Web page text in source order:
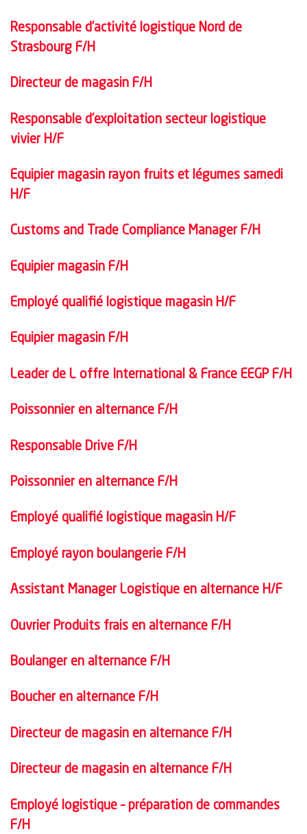
Responsable d’activité logistique Nord de
Strasbourg F/H
Directeur de magasin F/H
Responsable d’exploitation secteur logistique
vivier H/F
Equipier magasin rayon fruits et légumes samedi
H/F
Customs and Trade Compliance Manager F/H
Equipier magasin F/H
Employé qualifié logistique magasin H/F
Equipier magasin F/H
Leader de L offre International & France EEGP F/H
Poissonnier en alternance F/H
Responsable Drive F/H
Poissonnier en alternance F/H
Employé qualifié logistique magasin H/F
Employé rayon boulangerie F/H
Assistant Manager Logistique en alternance H/F
Ouvrier Produits frais en alternance F/H
Boulanger en alternance F/H
Boucher en alternance F/H
Directeur de magasin en alternance F/H
Directeur de magasin en alternance F/H
Employé logistique – préparation de commandes
F/H